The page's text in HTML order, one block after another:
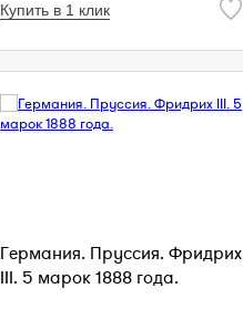
Купить в 1 клик
Германия. Пруссия. Фридрих
III. 5 марок 1888 года.